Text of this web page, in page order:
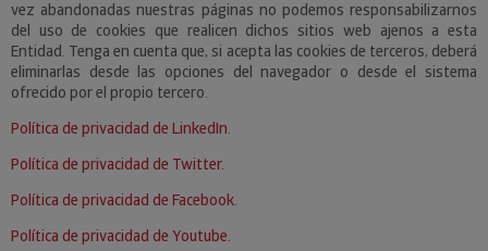
vez abandonadas nuestras páginas no podemos responsabilizarnos
del uso de cookies que realicen dichos sitios web ajenos a esta
Entidad. Tenga en cuenta que, si acepta las cookies de terceros, deberá
eliminarlas desde las opciones del navegador o desde el sistema
ofrecido por el propio tercero.
Política de privacidad de LinkedIn.
Política de privacidad de Twitter.
Política de privacidad de Facebook.
Política de privacidad de Youtube.